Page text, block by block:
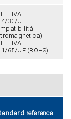
30/UE
65/UE (ROHS)
reference